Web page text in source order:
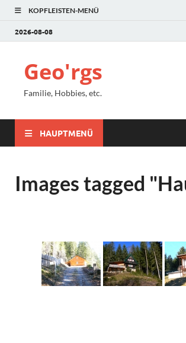
KOPFLEISTEN-MENÜ
2026-08-08
Geo'rgs
Familie, Hobbies, etc.
HAUPTMENÜ
Images tagged